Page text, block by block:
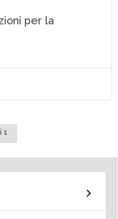
per la
1